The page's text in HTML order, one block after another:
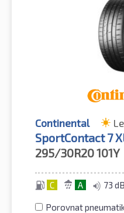
Continental
SportContact 7
295/30R20101Y
C A 73 dB
Porovnat